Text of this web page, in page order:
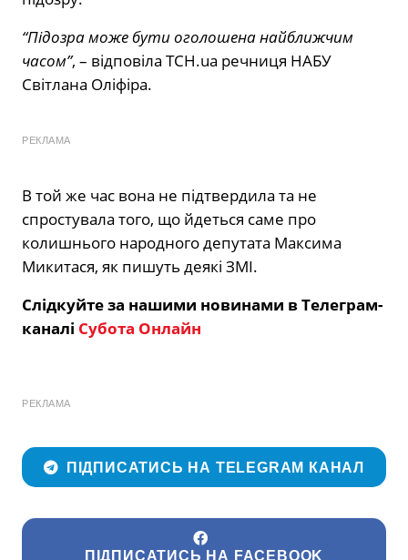
“Підозра може бути оголошена найближчим
часом”, – відповіла ТСН.ua речниця НАБУ
Світлана Оліфіра.
РЕКЛАМА
В той же час вона не підтвердила та не
спростувала того, що йдеться саме про
колишнього народного депутата Максима
Микитася, як пишуть деякі ЗМІ.
Слідкуйте за нашими новинами в Телеграм-
каналі Субота Онлайн
РЕКЛАМА
ПІДПИСАТИСЬ НА TELEGRAM КАНАЛ
ПІДПИСАТИСЬ НА FACEBOOK